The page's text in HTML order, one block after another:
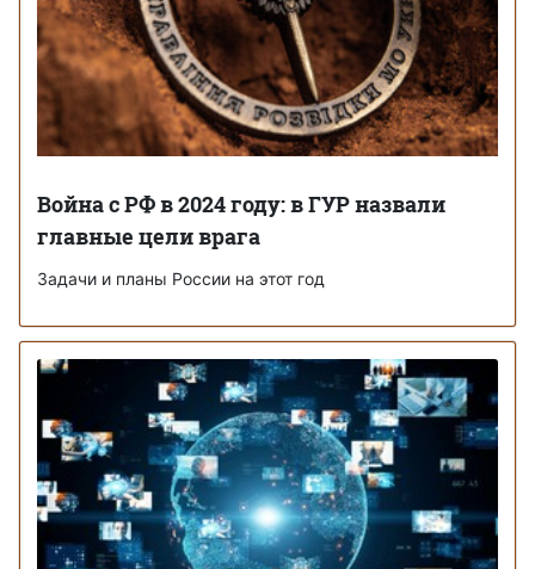
Война с РФ в 2024 году: в ГУР назвали
главные цели врага
Задачи и планы России на этот год